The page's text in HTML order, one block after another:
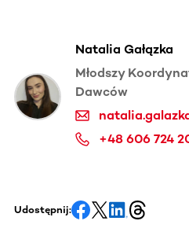
Natalia Gałązka
Młodszy
Dawców
+48 606 724
Udostępnij: